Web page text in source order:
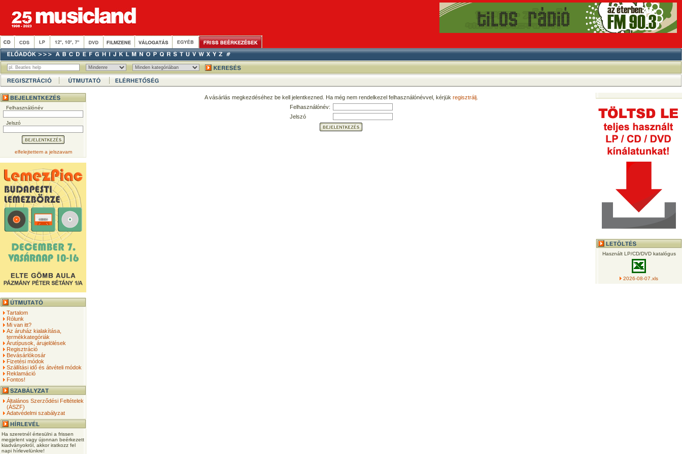
Felhasználónév
Jelszó
elfelejtettem a jelszavam
Tartalom
Rólunk
Mi van itt?
Az áruház kialakítása,
termékkategóriák
Árutípusok, árujelölések
Regisztráció
Bevásárlókosár
Fizetési módok
Szállítási idő és átvételi módok
Reklamáció
Fontos!
Általános Szerződési Feltételek
(ÁSZF)
Adatvédelmi szabályzat
Ha szeretnél értesülni a frissen
megjelent vagy újonnan beérkezett
kiadványokról, akkor iratkozz fel
napi hírlevelünkre!
A vásárlás megkezdéséhez be kell jelentkezned. Ha még nem rendelkezel felhasználónévvel, kérjük regisztrálj.
Felhasználónév:
Jelszó
Használt LP/CD/DVD katalógus
2026-08-07.xls